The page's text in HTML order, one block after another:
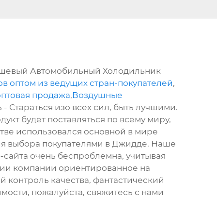
Автомобильный Холодильник
оптом из ведущих стран-покупателей,
продажа,Воздушные
Стараться изо всех сил, быть лучшими.
будет поставляться по всему миру,
использовался основной в мире
выбора покупателями в Джидде. Наше
очень беспроблемна, учитывая
компании ориентированное на
качества, фантастический
пожалуйста, свяжитесь с нами